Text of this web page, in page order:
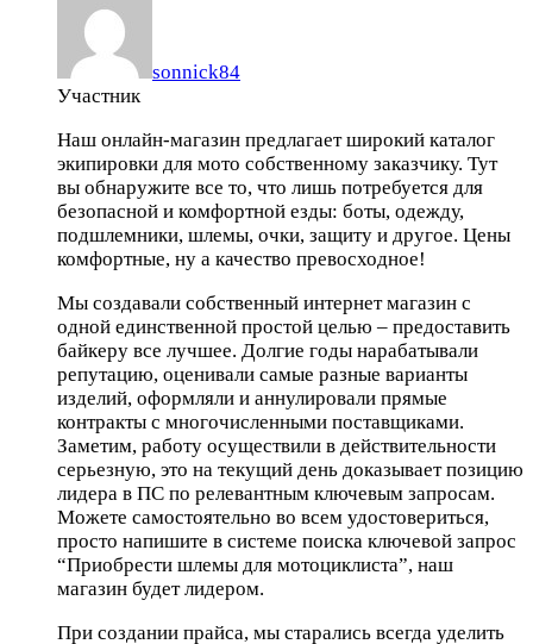
sonnick84
Участник
Наш онлайн-магазин предлагает широкий каталог
экипировки для мото собственному заказчику. Тут
вы обнаружите все то, что лишь потребуется для
безопасной и комфортной езды: боты, одежду,
подшлемники, шлемы, очки, защиту и другое. Цены
комфортные, ну а качество превосходное!
Мы создавали собственный интернет магазин с
одной единственной простой целью – предоставить
байкеру все лучшее. Долгие годы нарабатывали
репутацию, оценивали самые разные варианты
изделий, оформляли и аннулировали прямые
контракты с многочисленными поставщиками.
Заметим, работу осуществили в действительности
серьезную, это на текущий день доказывает позицию
лидера в ПС по релевантным ключевым запросам.
Можете самостоятельно во всем удостовериться,
просто напишите в системе поиска ключевой запрос
“Приобрести шлемы для мотоциклиста”, наш
магазин будет лидером.
При создании прайса, мы старались всегда уделить